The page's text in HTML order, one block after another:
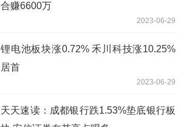
合赚6600万
2023-06-29
锂电池板块涨0.72% 禾川科技涨10.25%
居首
2023-06-29
天天速读：成都银行跌1.53%垫底银行板